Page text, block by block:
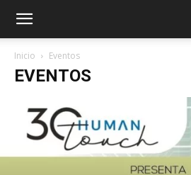
Inicio Eventos
EVENTOS